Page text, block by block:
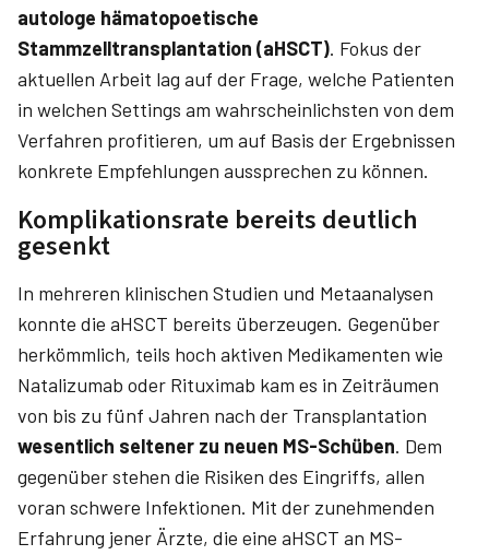
autologe hämatopoetische
Stammzelltransplantation (aHSCT). Fokus der
aktuellen Arbeit lag auf der Frage, welche Patienten
in welchen Settings am wahrscheinlichsten von dem
Verfahren profitieren, um auf Basis der Ergebnissen
konkrete Empfehlungen aussprechen zu können.
Komplikationsrate bereits deutlich
gesenkt
In mehreren klinischen Studien und Metaanalysen
konnte die aHSCT bereits überzeugen. Gegenüber
herkömmlich, teils hoch aktiven Medikamenten wie
Natalizumab oder Rituximab kam es in Zeiträumen
von bis zu fünf Jahren nach der Transplantation
wesentlich seltener zu neuen MS-Schüben. Dem
gegenüber stehen die Risiken des Eingriffs, allen
voran schwere Infektionen. Mit der zunehmenden
Erfahrung jener Ärzte, die eine aHSCT an MS-